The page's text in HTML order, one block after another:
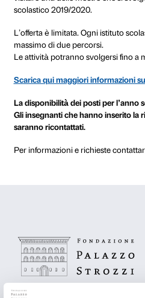
anni ha fatto di questi
STRUTTURA DEL
classi III, IV e V e sono
risorse naturali. Ogni
della durata di 2 ore
Gli incontri in classe
l’esperienza
visitare una delle mostre
scolastico 2019/2020.